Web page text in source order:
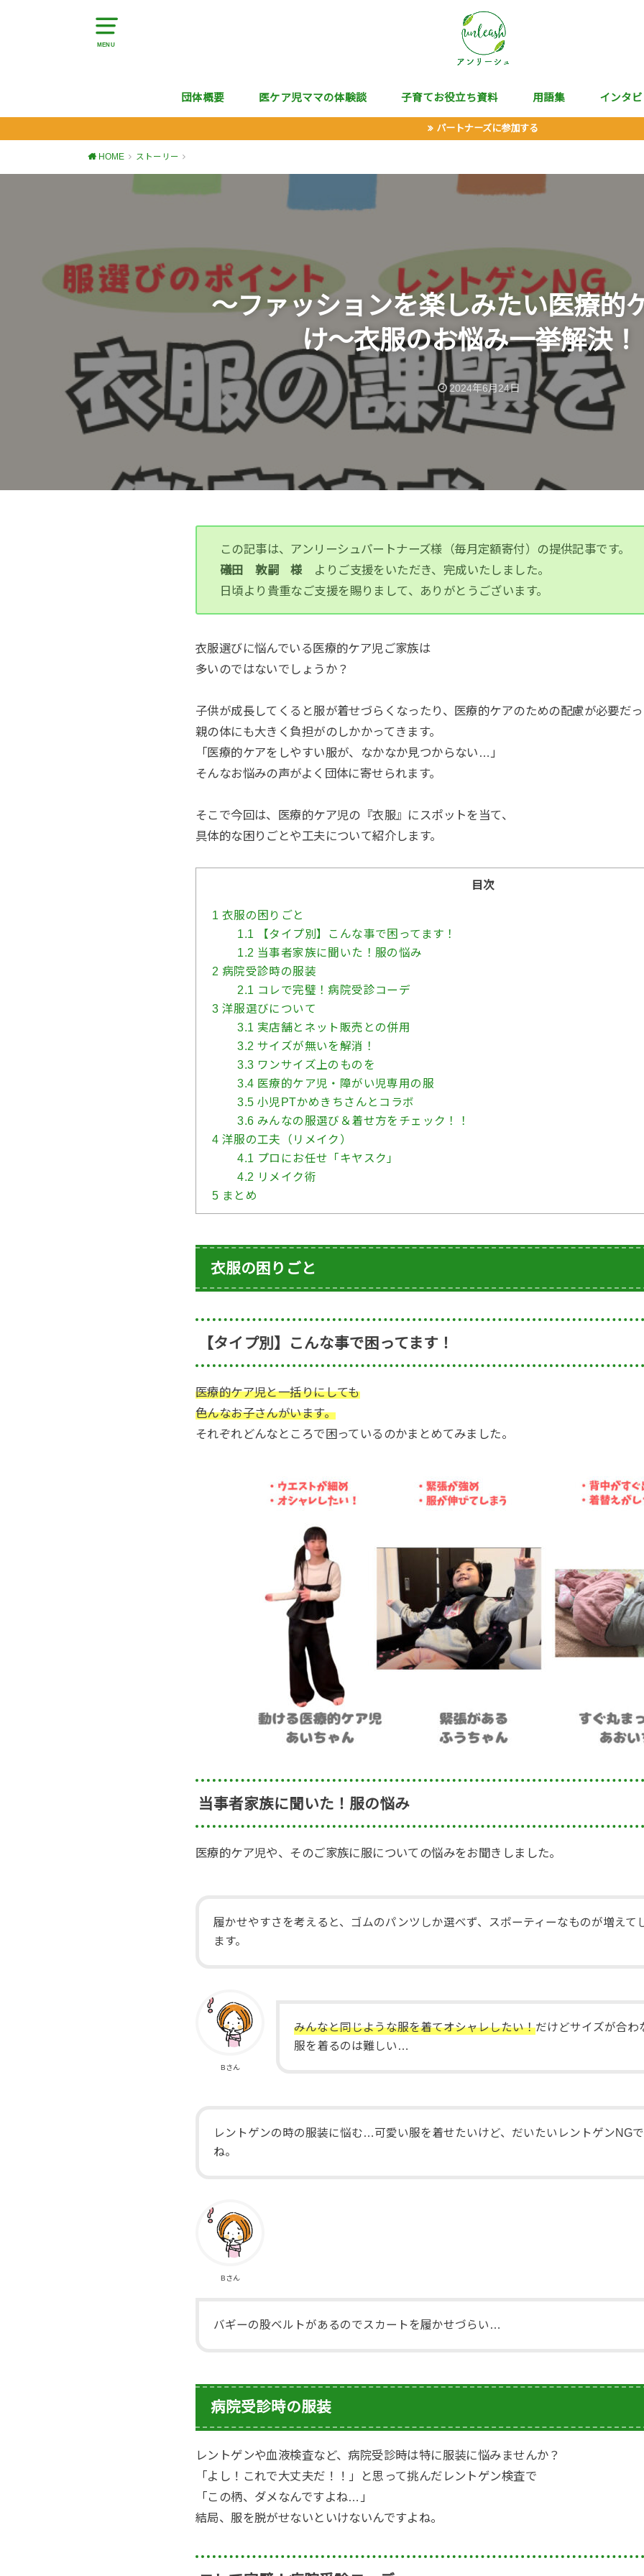
MENU
団体概要 医ケア児ママの体験談 子育てお役立ち資料 用語集 インタ
パートナーズに参加する
HOME ストーリー
〜ファッションを楽しみたい医療的
け〜衣服のお悩み一挙解決
2024年6月24日
この記事は、アンリーシュパートナーズ様（毎月定額寄付）の提供記事です。
礒田 敦嗣 様
よりご支援をいただき、完成いたしました。
日頃より貴重なご支援を賜りまして、ありがとうございます。
衣服選びに悩んでいる医療的ケア児ご家族は
多いのではないでしょうか？
子供が成長してくると服が着せづらくなったり、医療的ケアのための配慮が必要だ
親の体にも大きく負担がのしかかってきます。
「医療的ケアをしやすい服が、なかなか見つからない…」
そんなお悩みの声がよく団体に寄せられます。
そこで今回は、医療的ケア児の『衣服』にスポットを当て、
具体的な困りごとや工夫について紹介します。
目次
1 衣服の困りごと
1.1 【タイプ別】こんな事で困ってます！
1.2 当事者家族に聞いた！服の悩み
2 病院受診時の服装
2.1 コレで完璧！病院受診コーデ
3 洋服選びについて
3.1 実店舗とネット販売との併用
3.2 サイズが無いを解消！
3.3 ワンサイズ上のものを
3.4 医療的ケア児・障がい児専用の服
3.5 小児PTかめきちさんとコラボ
3.6 みんなの服選び＆着せ方をチェック！！
4 洋服の工夫（リメイク）
4.1 プロにお任せ「キヤスク」
4.2 リメイク術
5 まとめ
衣服の困りごと
【タイプ別】こんな事で困ってます！
医療的ケア児と一括りにしても
色んなお子さんがいます。
それぞれどんなところで困っているのかまとめてみました。
当事者家族に聞いた！服の悩み
医療的ケア児や、そのご家族に服についての悩みをお聞きしました。
履かせやすさを考えると、ゴムのパンツしか選べず、スポーティーなものが増えて
ます。
Bさん
みんなと同じような服を着てオシャレしたい！だけどサイズが合わ
服を着るのは難しい…
レントゲンの時の服装に悩む…可愛い服を着せたいけど、だいたいレントゲンNG
ね。
Bさん
バギーの股ベルトがあるのでスカートを履かせづらい…
病院受診時の服装
レントゲンや血液検査など、病院受診時は特に服装に悩みませんか？
「よし！これで大丈夫だ！！」と思って挑んだレントゲン検査で
「この柄、ダメなんですよね…」
結局、服を脱がせないといけないんですよね。